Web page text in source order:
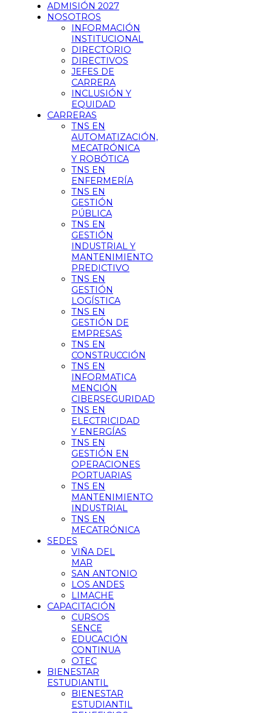
ADMISIÓN 2027
NOSOTROS
INFORMACIÓN
INSTITUCIONAL
DIRECTORIO
DIRECTIVOS
JEFES DE
CARRERA
INCLUSIÓN Y
EQUIDAD
CARRERAS
TNS EN
AUTOMATIZACIÓN,
MECATRÓNICA
Y ROBÓTICA
TNS EN
ENFERMERÍA
TNS EN
GESTIÓN
PÚBLICA
TNS EN
GESTIÓN
INDUSTRIAL Y
MANTENIMIENTO
PREDICTIVO
TNS EN
GESTIÓN
LOGÍSTICA
TNS EN
GESTIÓN DE
EMPRESAS
TNS EN
CONSTRUCCIÓN
TNS EN
INFORMATICA
MENCIÓN
CIBERSEGURIDAD
TNS EN
ELECTRICIDAD
Y ENERGÍAS
TNS EN
GESTIÓN EN
OPERACIONES
PORTUARIAS
TNS EN
MANTENIMIENTO
INDUSTRIAL
TNS EN
MECATRÓNICA
SEDES
VIÑA DEL
MAR
SAN ANTONIO
LOS ANDES
LIMACHE
CAPACITACIÓN
CURSOS
SENCE
EDUCACIÓN
CONTINUA
OTEC
BIENESTAR
ESTUDIANTIL
BIENESTAR
ESTUDIANTIL